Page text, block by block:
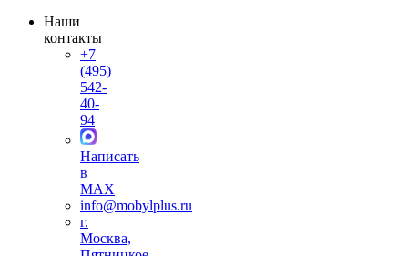
Наши
контакты
+7
(495)
542-
40-
94
Написать
в
MAX
info@mobylplus.ru
г.
Москва,